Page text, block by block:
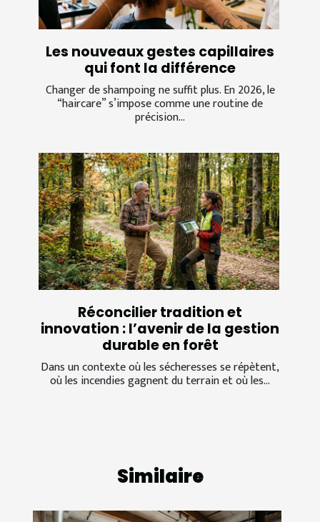
Les nouveaux gestes capillaires
qui font la différence
Changer de shampoing ne suffit plus. En 2026, le
“haircare” s’impose comme une routine de
précision...
Réconcilier tradition et
innovation : l’avenir de la gestion
durable en forêt
Dans un contexte où les sécheresses se répètent,
où les incendies gagnent du terrain et où les...
Similaire